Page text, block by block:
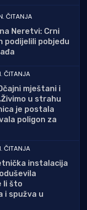
ČITANJA
Neretvi: Crni
podijelili pobjedu
ČITANJA
mještani i
u strahu
je postala
poligon za
ČITANJA
instalacija
li što
i spužva u